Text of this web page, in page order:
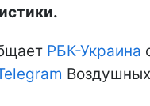
РБК-Украина